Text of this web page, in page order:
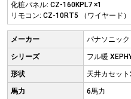
化粧パネル: CZ-160KPL7 ×1
リモコン: CZ-10RT5 （ワイヤード）
メーカー パナソニック
シリーズ フル暖
形状 天井カセット
馬力 6馬力